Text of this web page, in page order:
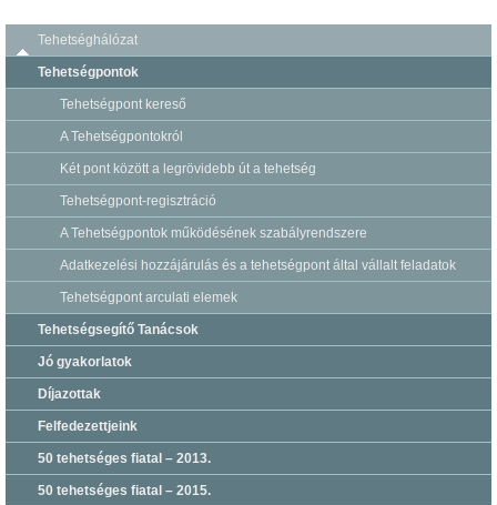
Tehetséghálózat
Tehetségpontok
Tehetségpont kereső
A Tehetségpontokról
Két pont között a legrövidebb út a tehetség
Tehetségpont-regisztráció
A Tehetségpontok működésének szabályrendszere
Adatkezelési hozzájárulás és a tehetségpont által vállalt feladatok
Tehetségpont arculati elemek
Tehetségsegítő Tanácsok
Jó gyakorlatok
Díjazottak
Felfedezettjeink
50 tehetséges fiatal – 2013.
50 tehetséges fiatal – 2015.